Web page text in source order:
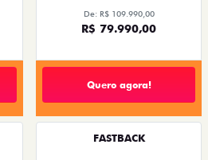
De: R$ 109.990,00
R$ 79.990,00
Quero agora!
FASTBACK